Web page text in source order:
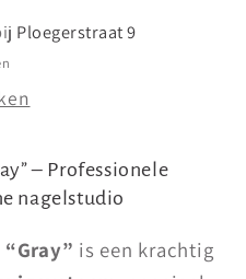
Ploegerstraat 9
– Professionele
nagelstudio
“Gray” is een krachtig